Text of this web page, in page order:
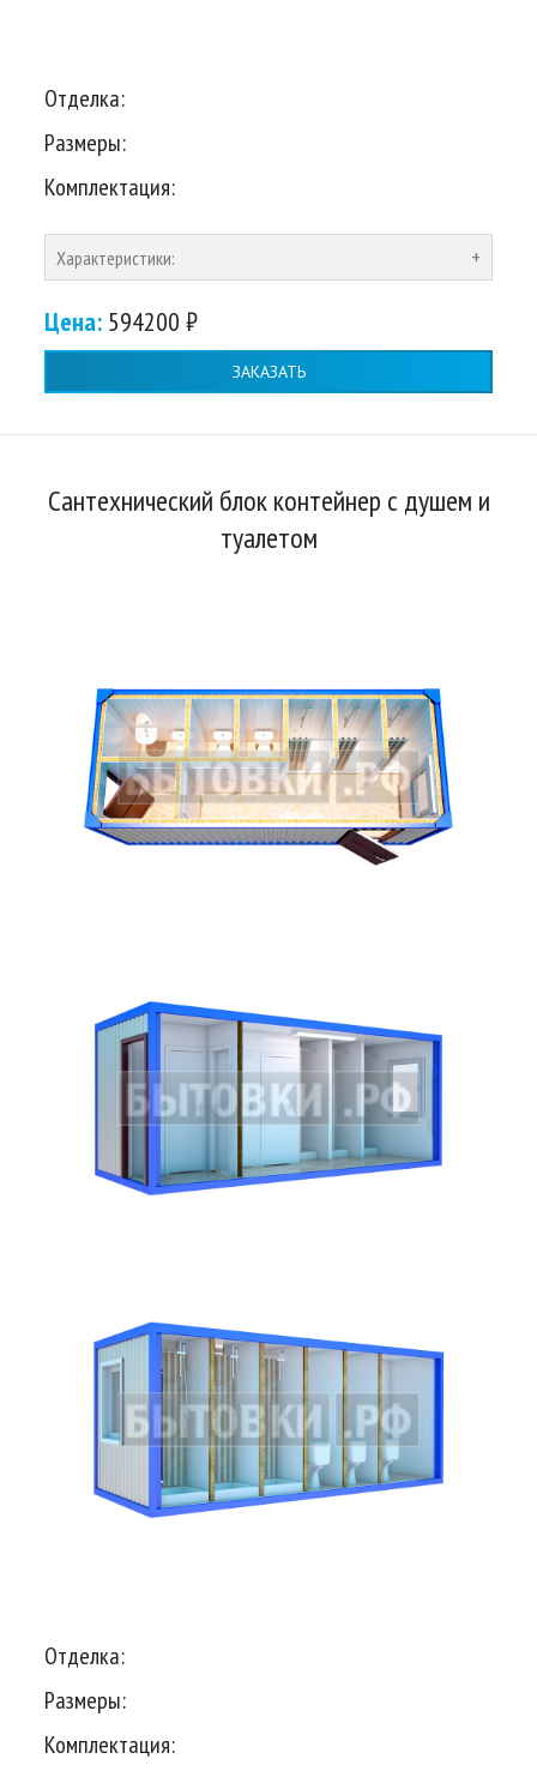
Отделка:
Размеры:
Комплектация:
Характеристики:
Цена: 594200 ₽
ЗАКАЗАТЬ
Сантехнический блок контейнер с душем и
туалетом
Отделка:
Размеры:
Комплектация: